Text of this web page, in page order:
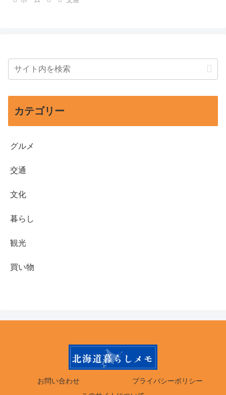
カテゴリー
グルメ
交通
文化
暮らし
観光
買い物
お問い合わせ
プライバシーポリシー